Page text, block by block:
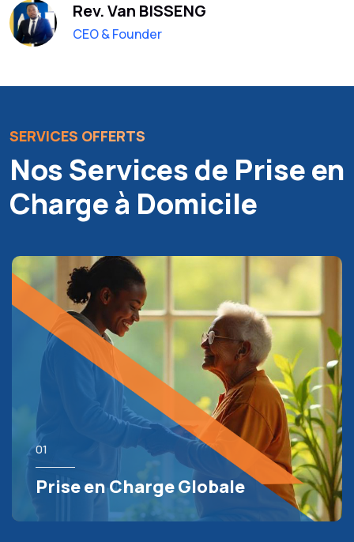
Rev. Van BISSENG
CEO & Founder
SERVICES OFFERTS
Nos Services de Prise en
Charge à Domicile
01
Prise en Charge Globale